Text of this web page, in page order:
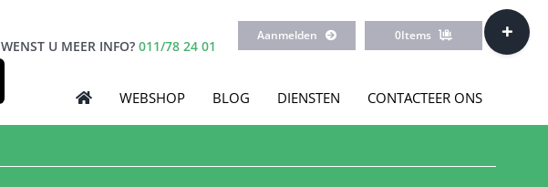
WENST U MEER INFO? 011/78 24 01
Aanmelden 0Items
WEBSHOP BLOG DIENSTEN CONTACTEER ONS
Toggle
Sliding